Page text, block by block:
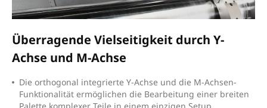
Überragende Vielseitigkeit durch Y-
Achse und M-Achse
Die orthogonal integrierte Y-Achse und die M-Achsen-
Funktionalität ermöglichen die Bearbeitung einer breiten